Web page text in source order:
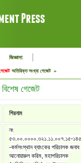
জিজ্ঞাসা |
অতিরিক্ত সংখ্যা গেজেট »
গেজেট
শিরনাম
নং
৫৩.০০.০০০০.৩২১.১১.০০৭.১৫-
-কর্মসংস্থান ব্যাংকের পরিচালক জনাব
আনোয়ারুল করিম, মহাপরিচালক